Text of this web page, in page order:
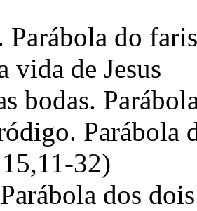
Parábola do
vida de Jesus
bodas.
Parábola
32)
dos